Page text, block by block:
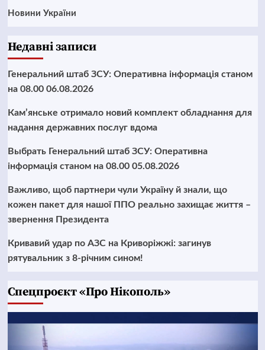
Новини України
Недавні записи
Генеральний штаб ЗСУ: Оперативна інформація станом
на 08.00 06.08.2026
Кам’янське отримало новий комплект обладнання для
надання державних послуг вдома
Выбрать Генеральний штаб ЗСУ: Оперативна
інформація станом на 08.00 05.08.2026
Важливо, щоб партнери чули Україну й знали, що
кожен пакет для нашої ППО реально захищає життя –
звернення Президента
Кривавий удар по АЗС на Криворіжжі: загинув
рятувальник з 8-річним сином!
Cпецпроєкт «Про Нікополь»